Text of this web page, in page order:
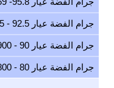
جرام الفضة عيار 92.5 - 925 (فضة استرليني)
جرام الفضة عيار 90 - 900 (عملة فضية)
جرام الفضة عيار 80 - 800 (مجوهرات فضية)